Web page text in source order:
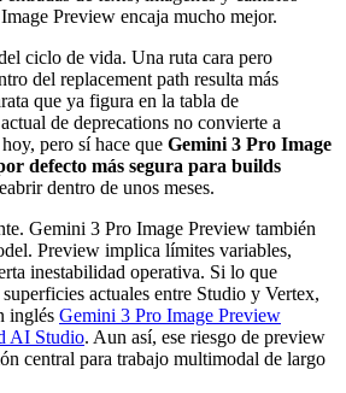
Preview encaja mucho mejor.
ciclo de vida. Una ruta cara pero
del replacement path resulta más
que ya figura en la tabla de
de deprecations no convierte a
pero sí hace que Gemini 3 Pro Image
defecto más segura para builds
dentro de unos meses.
Gemini 3 Pro Image Preview también
Preview implica límites variables,
inestabilidad operativa. Si lo que
superficies actuales entre Studio y Vertex,
inglés Gemini 3 Pro Image Preview
AI Studio. Aun así, ese riesgo de preview
central para trabajo multimodal de largo